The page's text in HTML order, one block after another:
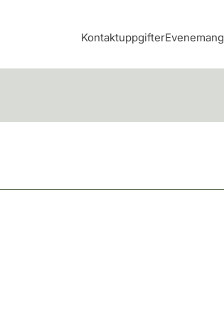
KontaktuppgifterEvenemang